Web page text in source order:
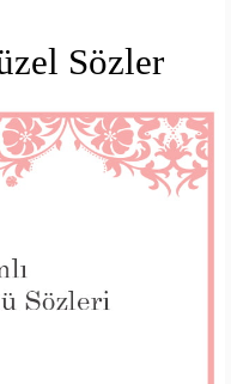
Sözler